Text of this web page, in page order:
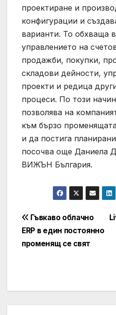
проектиране и
конфигурации и
варианти. То обхваща
управлението на
продажби, покупки,
складови дейности,
проекти и редица
процеси. По този
позволява на
към бързо
и да постига
посочва още Даниела
ВИЖЪН България.
Навигация
Гъвкаво облачно
ERP в един постоянно
променящ се свят